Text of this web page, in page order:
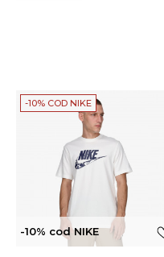
-10% COD NIKE
-10% cod NIKE